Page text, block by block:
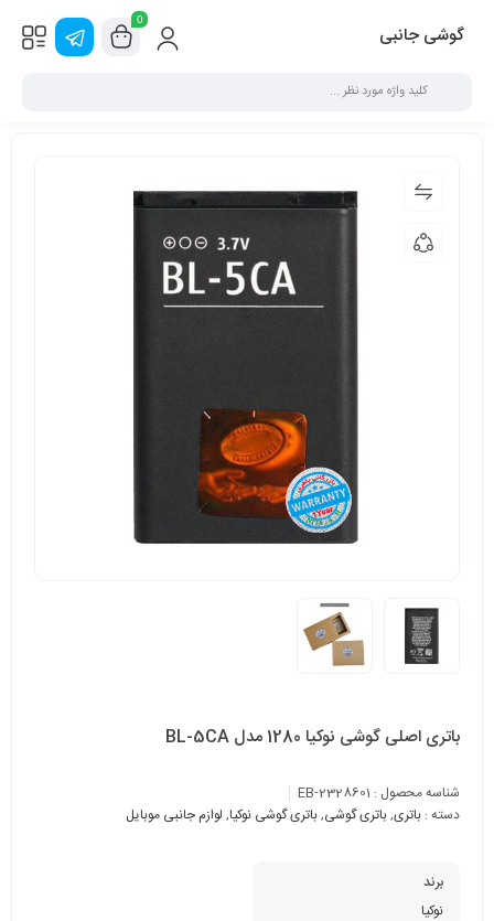
گوشی جانبی
0
باتری اصلی گوشی نوکیا 1280 مدل BL-5CA
شناسه محصول : EB-2328601
دسته : باتری,باتری گوشی,باتری گوشی نوکیا, لوازم جانبی موبایل
برند
نوکیا